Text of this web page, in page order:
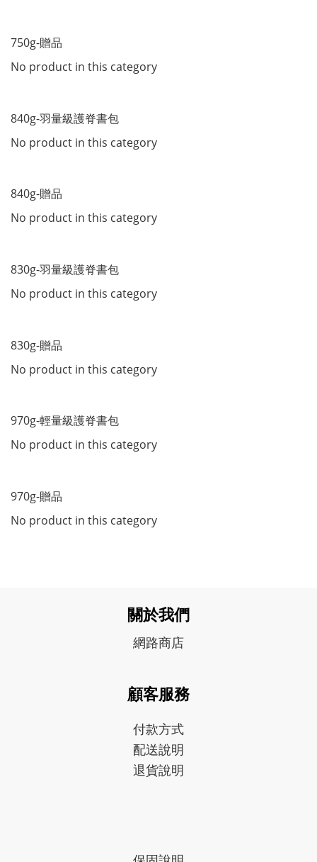
750g-贈品
No product in this category
840g-羽量級護脊書包
No product in this category
840g-贈品
No product in this category
830g-羽量級護脊書包
No product in this category
830g-贈品
No product in this category
970g-輕量級護脊書包
No product in this category
970g-贈品
No product in this category
關於我們
網路商店
顧客服務
付款方式
配送說明
退貨說明